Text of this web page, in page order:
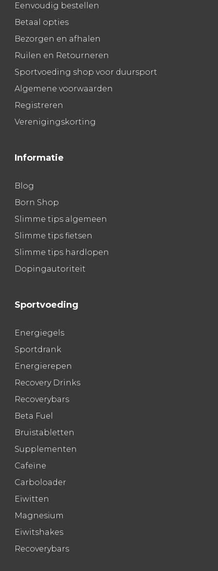
Eenvoudig bestellen
Betaal opties
Bezorgen en afhalen
Ruilen en Retourneren
Sportvoeding shop voor duursport
Algemene voorwaarden
Registreren
Verenigingskorting
Informatie
Blog
Born Shop
Slimme tips algemeen
Slimme tips fietsen
Slimme tips hardlopen
Dopingautoriteit
Sportvoeding
Energiegels
Sportdrank
Energierepen
Recovery Drinks
Recoverybars
Beta Fuel
Bruistabletten
Supplementen
Cafeïne
Carboloader
Eiwitten
Magnesium
Eiwitshakes
Recoverybars